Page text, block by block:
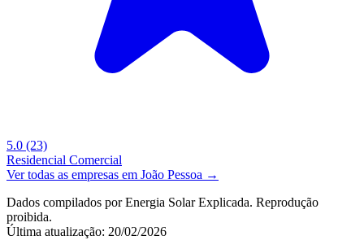
5.0 (23)
Residencial Comercial
Ver todas as empresas em João Pessoa →
Dados compilados por Energia Solar Explicada. Reprodução
proibida.
Última atualização: 20/02/2026